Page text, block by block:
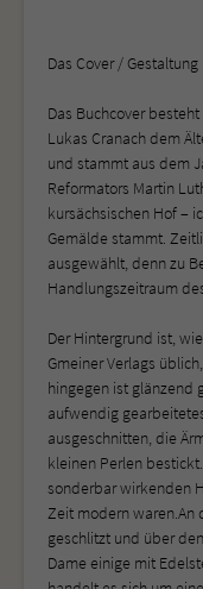
Das Cover / Gestaltung
Das Buchcover
Lukas Cranach dem
und stammt aus dem
Reformators Martin
kursächsischen Hof –
Gemälde stammt.
ausgewählt, denn zu
Handlungszeitraum
Der Hintergrund ist,
Gmeiner Verlags
hingegen ist glänzend
aufwendig
ausgeschnitten, die
kleinen Perlen
sonderbar wirkenden
Zeit modern waren.An
geschlitzt und über
Dame einige mit